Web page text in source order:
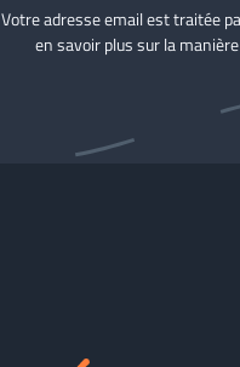
Votre adresse email est traitée
en savoir plus sur la